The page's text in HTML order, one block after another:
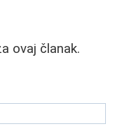
ovaj članak.